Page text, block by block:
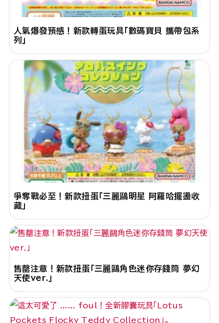
人氣爆發預感！新款轉蛋玩具「數碼寶貝 攜帶包系
列」
爭奪戰必至！新款扭蛋「三麗鷗明星 阿羅哈擺盪收
藏」
售罄注意！新款扭蛋「三麗鷗角色迷你存錢筒 夢幻
天使ver.」